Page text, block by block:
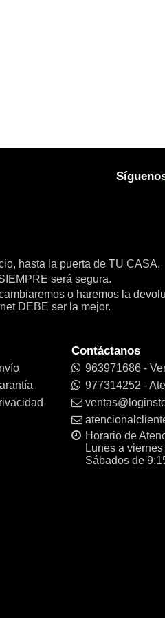
hasta la puerta de TU CASA.
será segura.
o haremos la
DEBE ser la mejor.
Contáctanos
963971686 -
977314252 -
Horario de
Lunes a
Sábados de